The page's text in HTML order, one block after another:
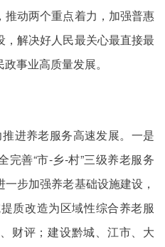
动两个重点着力，加强普惠
解决好人民最关心最直接最
事业高质量发展。
进养老服务高速发展。一是
完善“市-乡-村”三级养老服务
步加强养老基础设施建设，
质改造为区域性综合养老服
财评；建设黔城、江市、大